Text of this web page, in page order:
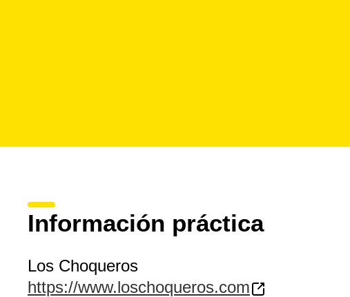
Información práctica
Los Choqueros
https://www.loschoqueros.com